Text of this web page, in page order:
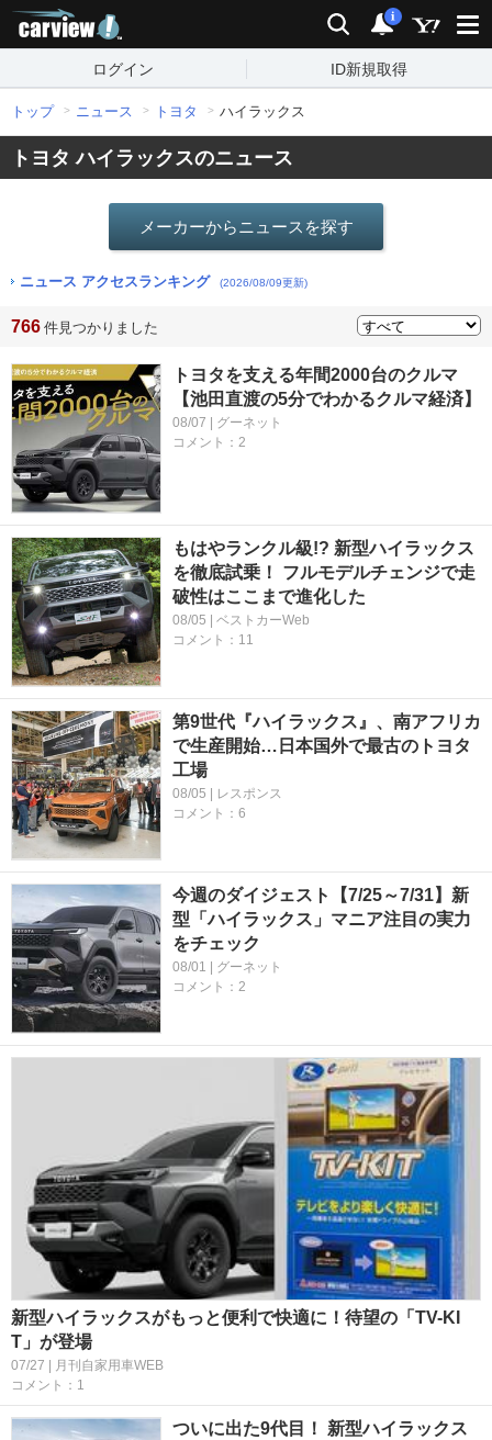
検索 通知
i
ログイン ID新規取得
トップ ニュース トヨタ ハイラックス
トヨタ ハイラックスのニュース
メーカーからニュースを探す
ニュース アクセスランキング (2026/08/09更新)
766 件見つかりました
トヨタを支える年間2000台のクルマ
【池田直渡の5分でわかるクルマ経済】
08/07 | グーネット
コメント：2
もはやランクル級!? 新型ハイラックス
を徹底試乗！ フルモデルチェンジで走
破性はここまで進化した
08/05 | ベストカーWeb
コメント：11
第9世代『ハイラックス』、南アフリカ
で生産開始…日本国外で最古のトヨタ
工場
08/05 | レスポンス
コメント：6
今週のダイジェスト【7/25～7/31】新
型「ハイラックス」マニア注目の実力
をチェック
08/01 | グーネット
コメント：2
新型ハイラックスがもっと便利で快適に！待望の「TV-KI
T」が登場
07/27 | 月刊自家用車WEB
コメント：1
ついに出た9代目！ 新型ハイラックス